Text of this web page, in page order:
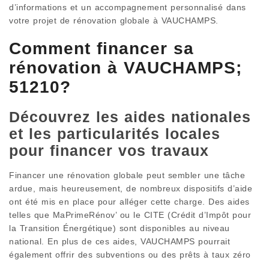
d’informations et un accompagnement personnalisé dans
votre projet de rénovation globale à VAUCHAMPS.
Comment financer sa
rénovation à VAUCHAMPS;
51210?
Découvrez les aides nationales
et les particularités locales
pour financer vos travaux
Financer une rénovation globale peut sembler une tâche
ardue, mais heureusement, de nombreux dispositifs d’aide
ont été mis en place pour alléger cette charge. Des aides
telles que MaPrimeRénov’ ou le CITE (Crédit d’Impôt pour
la Transition Énergétique) sont disponibles au niveau
national. En plus de ces aides, VAUCHAMPS pourrait
également offrir des subventions ou des prêts à taux zéro